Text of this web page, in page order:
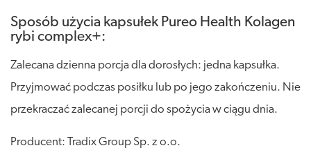
Sposób użycia kapsułek Pureo Health Kolagen
rybi complex+:
Zalecana dzienna porcja dla dorosłych: jedna kapsułka.
Przyjmować podczas posiłku lub po jego zakończeniu. Nie
przekraczać zalecanej porcji do spożycia w ciągu dnia.
Producent: Tradix Group Sp. z o.o.